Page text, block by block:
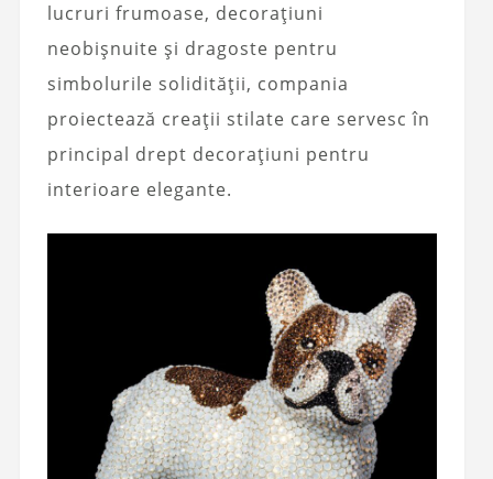
lucruri frumoase, decorațiuni
neobișnuite și dragoste pentru
simbolurile solidității, compania
proiectează creații stilate care servesc în
principal drept decorațiuni pentru
interioare elegante.